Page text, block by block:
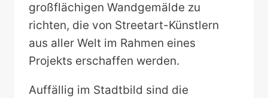
großflächigen Wandgemälde zu
richten, die von Streetart-Künstlern
aus aller Welt im Rahmen eines
Projekts erschaffen werden.
Auffällig im Stadtbild sind die